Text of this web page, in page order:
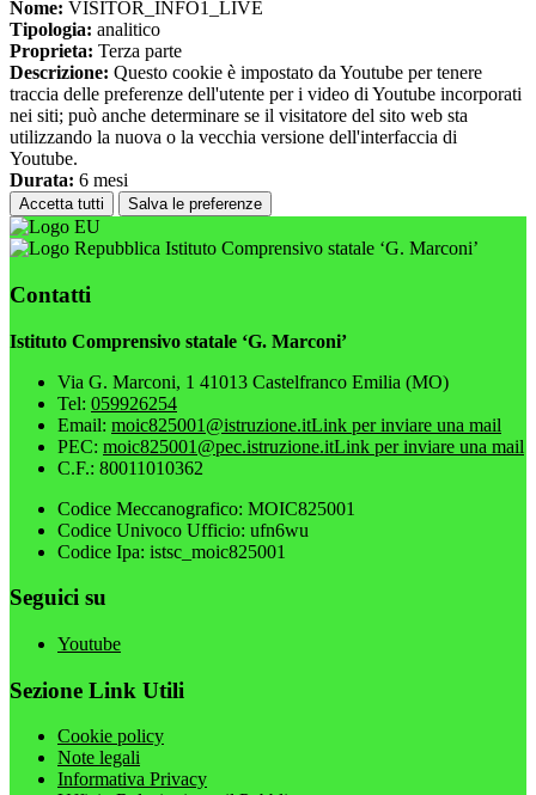
Nome: VISITOR_INFO1_LIVE
Tipologia: analitico
Proprieta: Terza parte
Descrizione: Questo cookie è impostato da Youtube per tenere
traccia delle preferenze dell'utente per i video di Youtube incorporati
nei siti; può anche determinare se il visitatore del sito web sta
utilizzando la nuova o la vecchia versione dell'interfaccia di
Youtube.
Durata: 6 mesi
Accetta tutti Salva le preferenze
Istituto Comprensivo statale ‘G. Marconi’
Contatti
Istituto Comprensivo statale ‘G. Marconi’
Via G. Marconi, 1 41013 Castelfranco Emilia (MO)
Tel: 059926254
Email: moic825001@istruzione.itLink per inviare una mail
PEC: moic825001@pec.istruzione.itLink per inviare una mail
C.F.: 80011010362
Codice Meccanografico: MOIC825001
Codice Univoco Ufficio: ufn6wu
Codice Ipa: istsc_moic825001
Seguici su
Youtube
Sezione Link Utili
Cookie policy
Note legali
Informativa Privacy